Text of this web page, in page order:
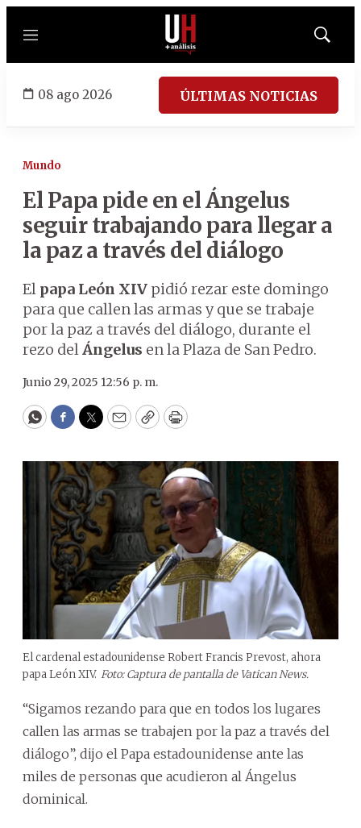
Menú
Mostrar
08 ago 2026 ÚLTIMAS NOTICIAS
Mundo
El Papa pide en el Ángelus
seguir trabajando para llegar a
la paz a través del diálogo
El papa León XIV pidió rezar este domingo
para que callen las armas y que se trabaje
por la paz a través del diálogo, durante el
rezo delÁngelus en la Plaza de San Pedro.
Junio 29, 2025 12:56 p. m.
WhatsApp
Facebook
Twitter
EmailCopyPrint
El cardenal estadounidense Robert Francis Prevost, ahora
papa León XIV. Foto: Captura de pantalla de Vatican News.
“Sigamos rezando para que en todos los lugares
callen las armas se trabajen por la paz a través del
diálogo”, dijo el Papa estadounidense ante las
miles de personas que acudieron al Ángelus
dominical.